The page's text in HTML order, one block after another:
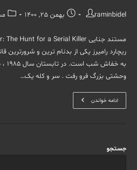
نویسندهٔ
raminbidel
نوشته
شده
است:
بهمن 25, 1400
دسته‌
ریچارد رامیرز یکی از بدنام ترین و شرورترین
به
وحشتی بزرگ فرو رفت . سر و کله یک…
ادامه خواندنمستند
Night
جستجو